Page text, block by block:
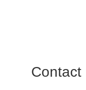
Contact